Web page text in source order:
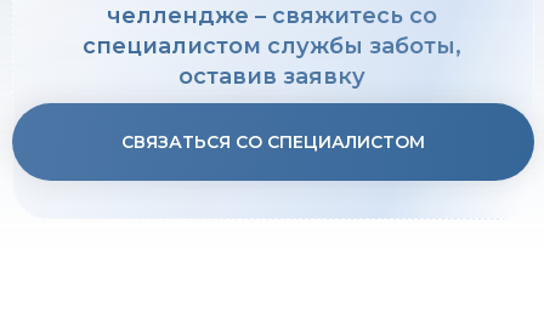
челлендже – свяжитесь со
специалистом службы заботы,
оставив заявку
СВЯЗАТЬСЯ СО СПЕЦИАЛИСТОМ